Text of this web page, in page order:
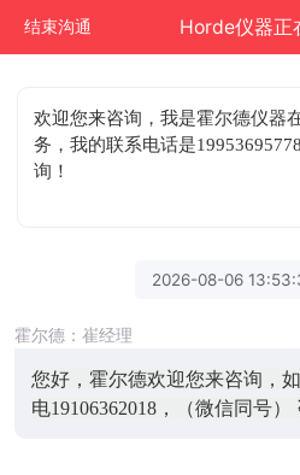
结束沟通 Horde仪器正
欢迎您来咨询 ，我是霍尔德仪器
务，我的联系电话是
询！
2026-08-06
霍尔德：崔经理
您好，霍尔德欢迎您来咨询，
电19106362018，（微信同号）